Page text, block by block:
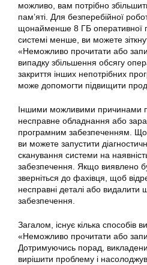
можливо, вам потрібно
пам’яті. Для безперебійної
щонайменше 8 ГБ оперативної
системі менше, ви можете
«Неможливо прочитати або
випадку збільшення обсягу
закриття інших непотрібних
може допомогти підвищити
Іншими можливими причинами
несправне обладнання або
програмним забезпеченням.
ви можете запустити
сканування системи на
забезпечення. Якщо виявлено
зверніться до фахівця, щоб
несправні деталі або видалити
забезпечення.
Загалом, існує кілька способів
«Неможливо прочитати або
Дотримуючись порад,
вирішити проблему і